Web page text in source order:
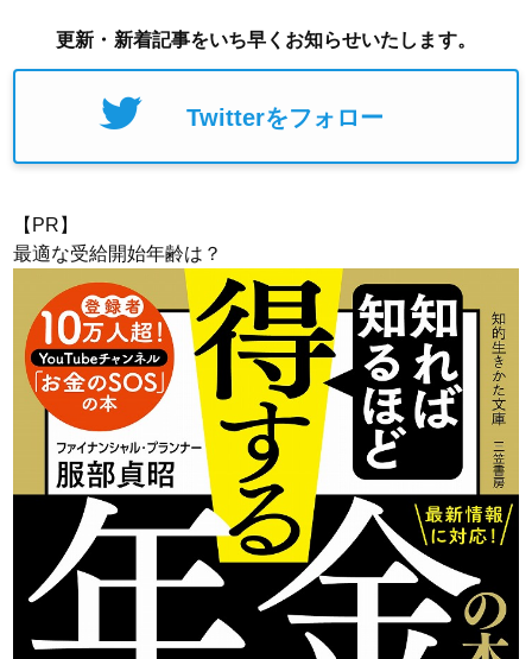
更新・新着記事をいち早くお知らせいたします。
Twitterをフォロー
【PR】
最適な受給開始年齢は？